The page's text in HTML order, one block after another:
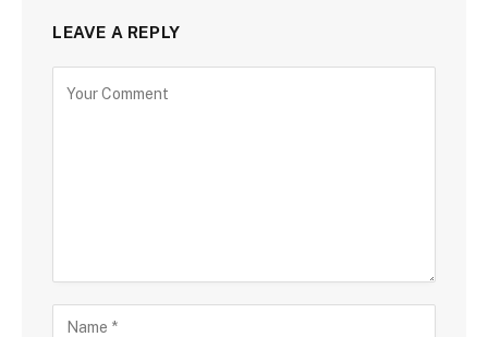
LEAVE A REPLY